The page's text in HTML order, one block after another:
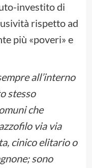
investito di
rispetto ad
più «poveri» e
all’interno
stesso
che
via via
cinico elitario o
sono